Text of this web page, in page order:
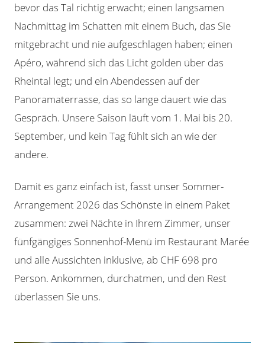
bevor das Tal richtig erwacht; einen langsamen
Nachmittag im Schatten mit einem Buch, das Sie
mitgebracht und nie aufgeschlagen haben; einen
Apéro, während sich das Licht golden über das
Rheintal legt; und ein Abendessen auf der
Panoramaterrasse, das so lange dauert wie das
Gespräch. Unsere Saison läuft vom 1. Mai bis 20.
September, und kein Tag fühlt sich an wie der
andere.
Damit es ganz einfach ist, fasst unser Sommer-
Arrangement 2026 das Schönste in einem Paket
zusammen: zwei Nächte in Ihrem Zimmer, unser
fünfgängiges Sonnenhof-Menü im Restaurant Marée
und alle Aussichten inklusive, ab CHF 698 pro
Person. Ankommen, durchatmen, und den Rest
überlassen Sie uns.